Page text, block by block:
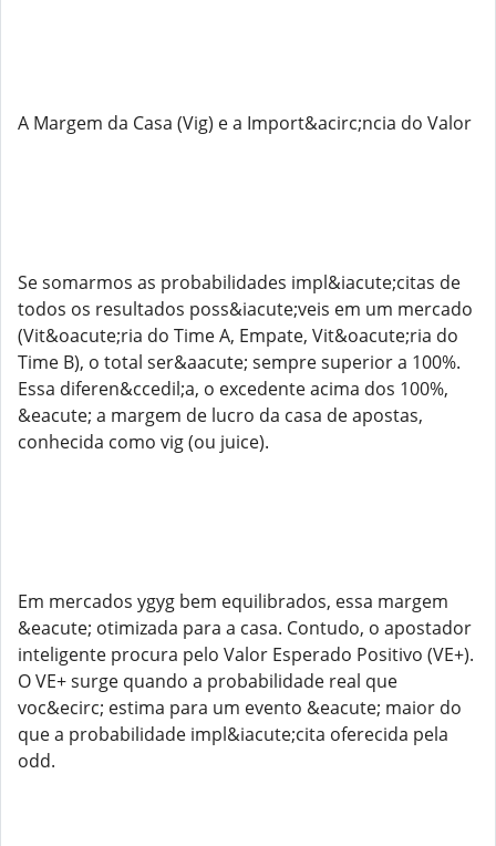
A Margem da Casa (Vig) e a Import&acirc;ncia do Valor
Se somarmos as probabilidades impl&iacute;citas de
todos os resultados poss&iacute;veis em um mercado
(Vit&oacute;ria do Time A, Empate, Vit&oacute;ria do
Time B), o total ser&aacute; sempre superior a 100%.
Essa diferen&ccedil;a, o excedente acima dos 100%,
&eacute; a margem de lucro da casa de apostas,
conhecida como vig (ou juice).
Em mercados ygyg bem equilibrados, essa margem
&eacute; otimizada para a casa. Contudo, o apostador
inteligente procura pelo Valor Esperado Positivo (VE+).
O VE+ surge quando a probabilidade real que
voc&ecirc; estima para um evento &eacute; maior do
que a probabilidade impl&iacute;cita oferecida pela
odd.